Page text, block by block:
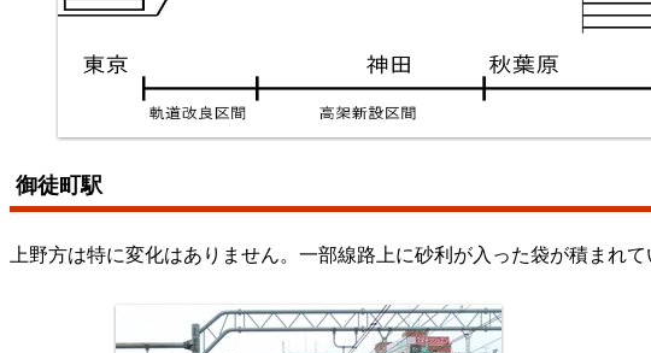
御徒町駅
上野方は特に変化はありません。一部線路上に砂利が入った袋が積まれ